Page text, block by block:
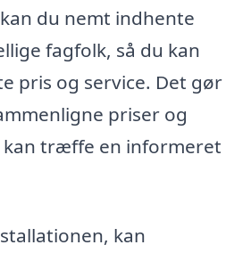
du nemt indhente
fagfolk, så du kan
pris og service. Det gør
priser og
kan træffe en informeret
kan